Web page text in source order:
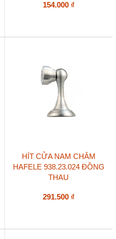
154.000 ₫
HÍT CỬA NAM CHÂM
HAFELE 938.23.024 ĐỒNG
THAU
291.500 ₫